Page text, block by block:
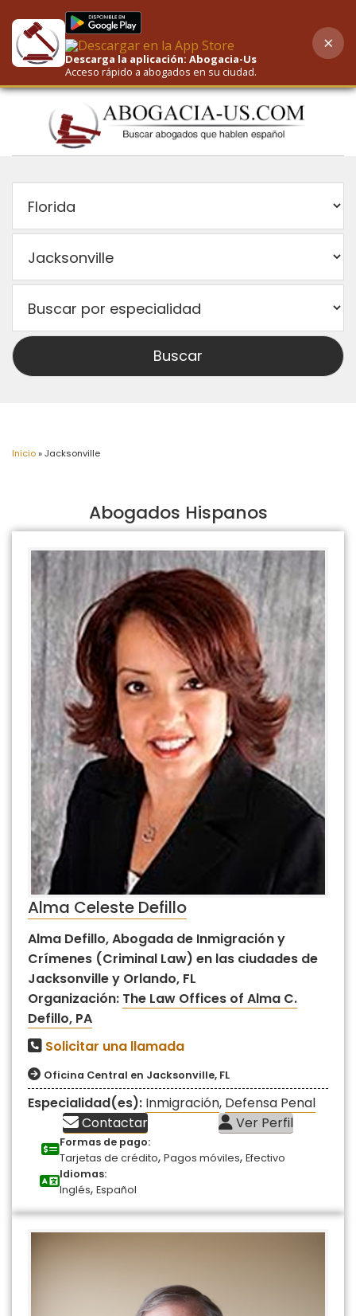
AI-Powered Search
Inicio»Jacksonville
Abogados Hispanos
Alma Celeste Defillo
Alma Defillo, Abogada de Inmigración y
Crímenes (Criminal Law) en las ciudades de
Jacksonville y Orlando, FL
Organización: The Law Offices of Alma C.
Defillo, PA
Solicitar una llamada
Oficina Central en Jacksonville, FL
Especialidad(es): Inmigración, Defensa Penal
Contactar
Ver Perfil
Formas de pago:
Tarjetas de crédito, Pagos móviles, Efectivo
Idiomas:
Inglés, Español
Descarga la aplicación: Abogacia-Us
Acceso rápido a abogados en su ciudad.
×